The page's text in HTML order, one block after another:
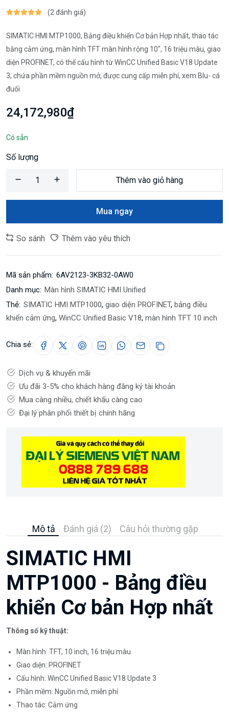
(2 đánh giá)
SIMATIC HMI MTP1000, Bảng điều khiển Cơ bản Hợp nhất, thao tác
bằng cảm ứng, màn hình TFT màn hình rộng 10", 16 triệu màu, giao
diện PROFINET, có thể cấu hình từ WinCC Unified Basic V18 Update
3, chứa phần mềm nguồn mở, được cung cấp miễn phí, xem Blu- cá
đuối
24,172,980₫
Có sẵn
Số lượng
Thêm vào giỏ hàng
Mua ngay
So sánh Thêm vào yêu thích
Mã sản phẩm: 6AV2123-3KB32-0AW0
Danh mục: Màn hình SIMATIC HMI Unified
Thẻ: SIMATIC HMI MTP1000, giao diện PROFINET, bảng điều
khiển cảm ứng, WinCC Unified Basic V18, màn hình TFT 10 inch
Chia sẻ:
Dịch vụ & khuyến mãi
Ưu đãi 3-5% cho khách hàng đăng ký tài khoản
Mua càng nhiều, chiết khấu càng cao
Đại lý phân phối thiết bị chính hãng
Mô tả Đánh giá (2) Câu hỏi thường gặp
SIMATIC HMI
MTP1000 - Bảng điều
khiển Cơ bản Hợp nhất
Thông số kỹ thuật:
Màn hình: TFT, 10 inch, 16 triệu màu
Giao diện: PROFINET
Cấu hình: WinCC Unified Basic V18 Update 3
Phần mềm: Nguồn mở, miễn phí
Thao tác: Cảm ứng